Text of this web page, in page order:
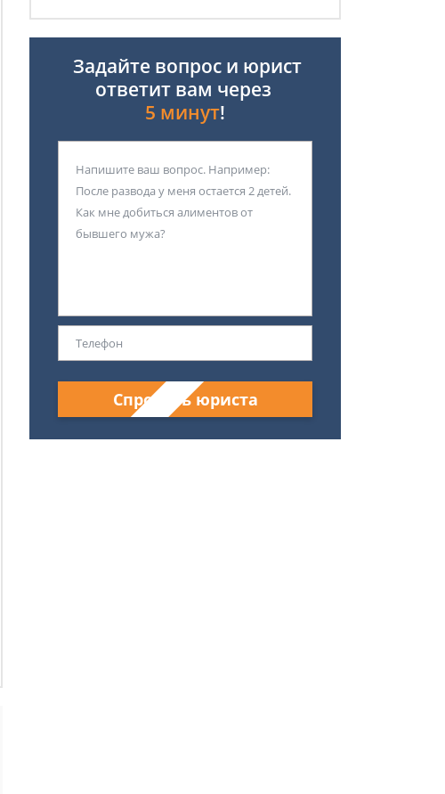
Задайте вопрос и юрист
ответит вам через
5 минут!
Спросить юриста